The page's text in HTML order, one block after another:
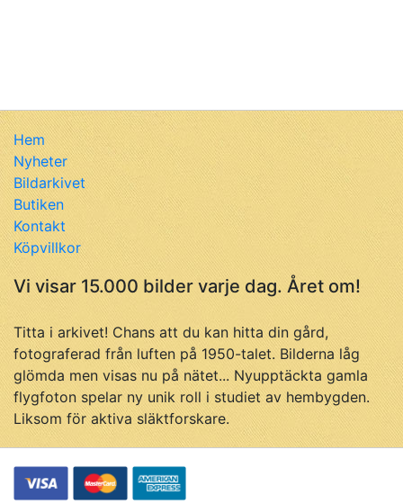
Hem
Nyheter
Bildarkivet
Butiken
Kontakt
Köpvillkor
Vi visar 15.000 bilder varje dag. Året om!
Titta i arkivet! Chans att du kan hitta din gård,
fotograferad från luften på 1950-talet. Bilderna låg
glömda men visas nu på nätet... Nyupptäckta gamla
flygfoton spelar ny unik roll i studiet av hembygden.
Liksom för aktiva släktforskare.